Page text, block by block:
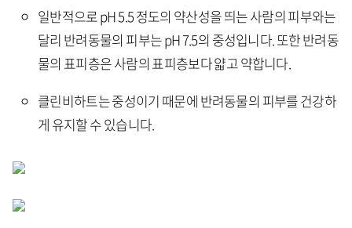
일반적으로 pH 5.5 정도의 약산성을 띄는 사람의 피부와는
달리 반려동물의 피부는 pH 7.5의 중성입니다. 또한 반려동
물의 표피층은 사람의 표피층보다 얇고 약합니다.
클린비하트는 중성이기 때문에 반려동물의 피부를 건강하
게 유지할 수 있습니다.